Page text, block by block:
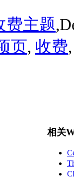
费主题
页, 收费
相关